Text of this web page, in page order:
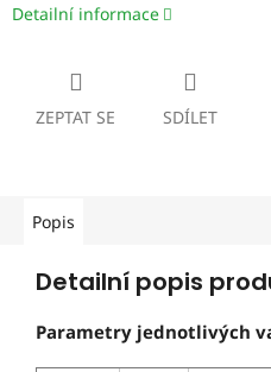
Detailní informace
ZEPTAT SE SDÍLET
Popis
Detailní popis
Parametry jednotlivých